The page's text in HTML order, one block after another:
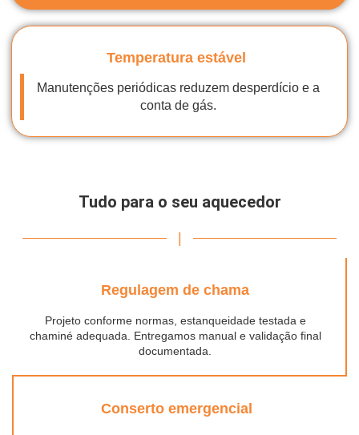
Temperatura estável
Manutenções periódicas reduzem desperdício e a
conta de gás.
Tudo para o seu aquecedor
Regulagem de chama
Projeto conforme normas, estanqueidade testada e
chaminé adequada. Entregamos manual e validação final
documentada.
Conserto emergencial